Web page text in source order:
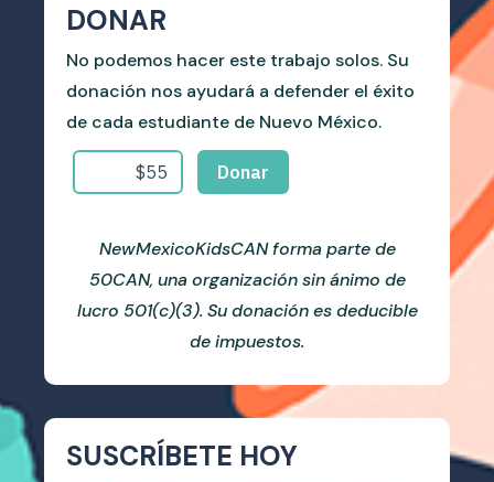
DONAR
No podemos hacer este trabajo solos. Su
donación nos ayudará a defender el éxito
de cada estudiante de Nuevo México.
NewMexicoKidsCAN forma parte de
50CAN, una organización sin ánimo de
lucro 501(c)(3). Su donación es deducible
de impuestos.
SUSCRÍBETE HOY